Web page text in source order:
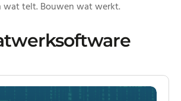
wat telt. Bouwen wat werkt.